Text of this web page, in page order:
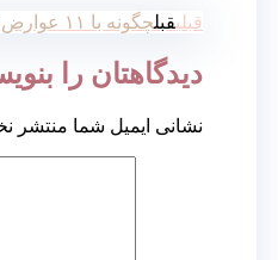
قبلیقبلچگونه با ۱۱ عوارض کاشت مو در سال ۱۴۰۲ مقابله کنیم؟
دیدگاهتان را
نشانی ایمیل شما منتشر